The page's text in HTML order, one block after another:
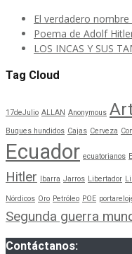
El verdadero
Poema de Adolf
LOS INCAS Y SUS
Tag Cloud
17deJulio ALLAN Anonymous
Buques hundidos Cajas Cerveza
Ecuador ecuatorianos
Hitler Ibarra Jarros Libertador
Nórdicos Oro Petróleo POE
Segunda guerra
Contáctanos: